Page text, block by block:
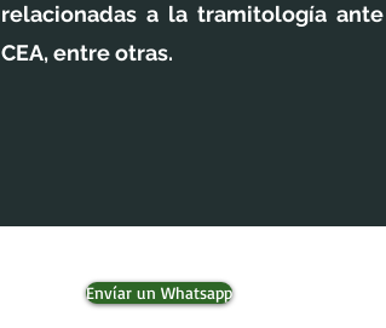
relacionadas a la tramitología ante
CEA, entre otras.
Envíar un Whatsapp